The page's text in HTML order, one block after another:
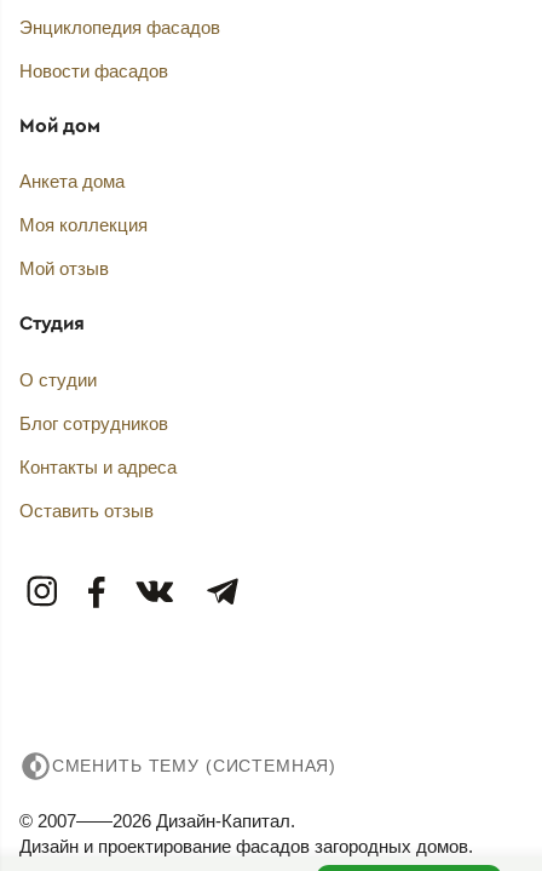
Энциклопедия фасадов
Новости фасадов
Мой дом
Анкета дома
Моя коллекция
Мой отзыв
Студия
О студии
Блог сотрудников
Контакты и адреса
Оставить отзыв
СМЕНИТЬ ТЕМУ (СИСТЕМНАЯ)
© 2007——2026 Дизайн-Капитал.
Дизайн и проектирование фасадов загородных домов.